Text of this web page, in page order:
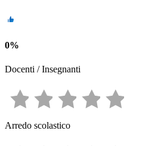
0%
Docenti / Insegnanti
Arredo scolastico